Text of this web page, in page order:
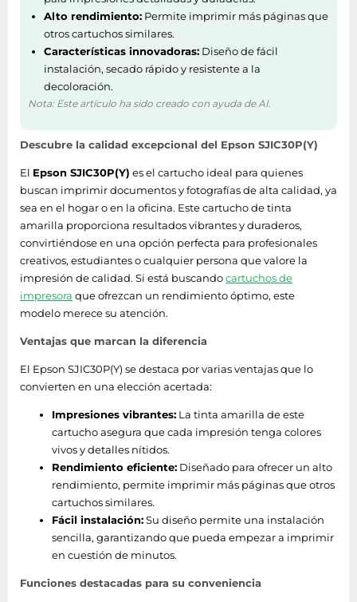
Tipo de tinta Tinta a base de pigmentos
Tipo Original
Empaquetado
Profundidad del
paquete
Altura del paquete 15 mm
Alto rendimiento: Permite imprimir más páginas que
otros cartuchos similares.
Características innovadoras: Diseño de fácil
instalación, secado rápido y resistente a la
decoloración.
Nota: Este artículo ha sido creado con ayuda de AI.
Descubre la calidad excepcional del Epson SJIC30P(Y)
El Epson SJIC30P(Y) es el cartucho ideal para quienes
buscan imprimir documentos y fotografías de alta calidad, ya
sea en el hogar o en la oficina. Este cartucho de tinta
amarilla proporciona resultados vibrantes y duraderos,
convirtiéndose en una opción perfecta para profesionales
creativos, estudiantes o cualquier persona que valore la
impresión de calidad. Si está buscandocartuchos de
impresora que ofrezcan un rendimiento óptimo, este
modelo merece su atención.
Ventajas que marcan la diferencia
El Epson SJIC30P(Y) se destaca por varias ventajas que lo
convierten en una elección acertada:
Impresiones vibrantes: La tinta amarilla de este
cartucho asegura que cada impresión tenga colores
vivos y detalles nítidos.
Rendimiento eficiente: Diseñado para ofrecer un alto
rendimiento, permite imprimir más páginas que otros
cartuchos similares.
Fácil instalación:Su diseño permite una instalación
sencilla, garantizando que pueda empezar a imprimir
en cuestión de minutos.
Funciones destacadas para su conveniencia